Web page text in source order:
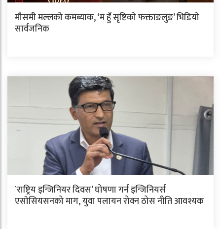
मौसमी मल्लको कमब्याक, ‘म हुँ सृष्टिको फक्ताङलुङ’ भिडियो
सार्वजनिक
`राष्ट्रिय इन्जिनियर दिवस’ घोषणा गर्न इन्जिनियर्स
एसाेसियसनको माग, युवा पलायन रोक्न ठोस नीति आवश्यक